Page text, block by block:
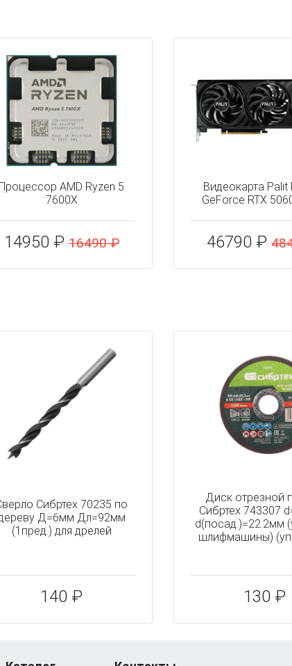
Процессор AMD Ryzen 5
7600X
14950 ₽16490 ₽
Видеокарта Palit
GeForce RTX
46790 ₽
Сибртех 70235 по
Д=6мм Дл=92мм
(1пред.) для дрелей
140 ₽
Диск отрезной
Сибртех 743307
d(посад.)=22.2мм
шлифмашины)
130 ₽